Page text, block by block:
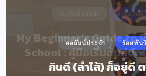
สาระวิท
My Beginner’s Guide to
School : คู่มือเริ่มต้นสู่บั
สายฟิสิกส์ของฉัน ต
คอลัมน์ประจำ ร้อยพัน
กินดี (ลำไส้) ก็อยู่ดี